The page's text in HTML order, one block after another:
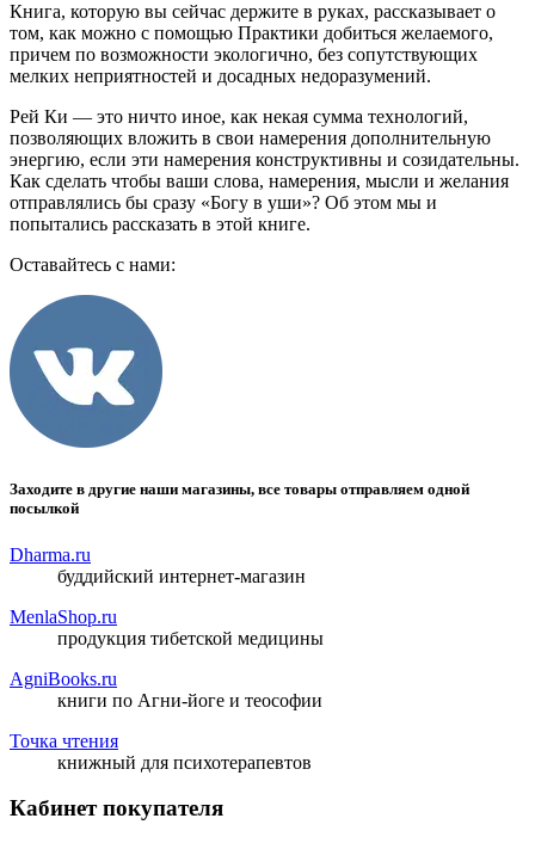
Книга, которую вы сейчас держите в руках, рассказывает о
том, как можно с помощью Практики добиться желаемого,
причем по возможности экологично, без сопутствующих
мелких неприятностей и досадных недоразумений.
Рей Ки — это ничто иное, как некая сумма технологий,
позволяющих вложить в свои намерения дополнительную
энергию, если эти намерения конструктивны и созидательны.
Как сделать чтобы ваши слова, намерения, мысли и желания
отправлялись бы сразу «Богу в уши»? Об этом мы и
попытались рассказать в этой книге.
Оставайтесь с нами:
Заходите в другие наши магазины, все товары отправляем одной
посылкой
Dharma.ru
буддийский интернет-магазин
MenlaShop.ru
продукция тибетской медицины
AgniBooks.ru
книги по Агни-йоге и теософии
Точка чтения
книжный для психотерапевтов
Кабинет покупателя